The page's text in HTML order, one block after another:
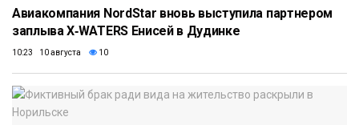
Авиакомпания NordStar вновь выступила партнером
заплыва X‑WATERS Енисей в Дудинке
10:23 10 августа 10